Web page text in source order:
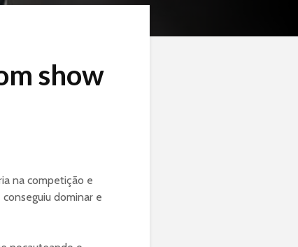
show
na competição e
dominar e